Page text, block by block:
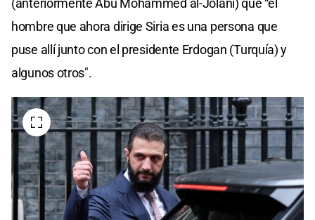
hombre que ahora dirige Siria es una persona que
puse allí junto con el presidente Erdogan (Turquía) y
algunos otros".